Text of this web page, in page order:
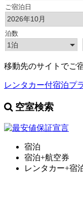
移動先のサイトでご
レンタカー付宿泊プ
空室検索
宿泊
宿泊+航空券
レンタカー+宿